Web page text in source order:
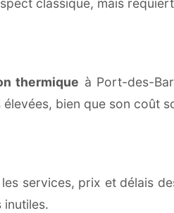
thermique à Port-des-
bien que son coût
services, prix et délais
inutiles.